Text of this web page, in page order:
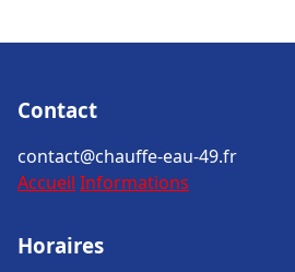
Contact
contact@chauffe-eau-49.fr
Accueil Informations
Horaires